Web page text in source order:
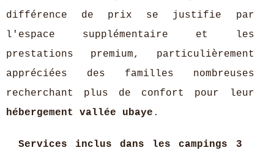
différence de prix se justifie par
l'espace supplémentaire et les
prestations premium, particulièrement
appréciées des familles nombreuses
recherchant plus de confort pour leur
hébergement vallée ubaye .
Services inclus dans les campings 3